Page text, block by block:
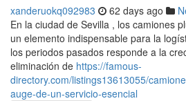
xanderuokq092983 62 days ago
En la ciudad de Sevilla , los camiones
un elemento indispensable para la
los periodos pasados responde a la
eliminación de https://famous-
directory.com/listings13613055/
auge-de-un-servicio-esencial